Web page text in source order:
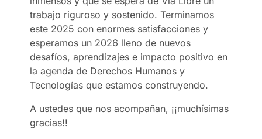
trabajo riguroso y sostenido. Terminamos
este 2025 con enormes satisfacciones y
esperamos un 2026 lleno de nuevos
desafíos, aprendizajes e impacto positivo en
la agenda de Derechos Humanos y
Tecnologías que estamos construyendo.
A ustedes que nos acompañan, ¡¡muchísimas
gracias!!